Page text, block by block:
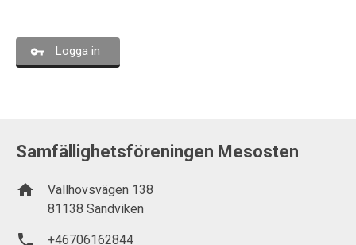
Logga in
Samfällighetsföreningen Mesosten
home
Vallhovsvägen 138
81138 Sandviken
phone +46706162844